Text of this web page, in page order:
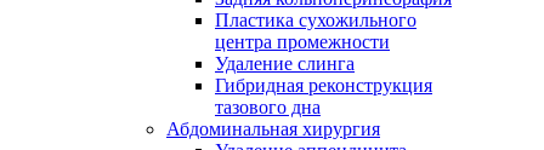
Пластика сухожильного
центра промежности
Удаление слинга
Гибридная реконструкция
тазового дна
Абдоминальная хирургия